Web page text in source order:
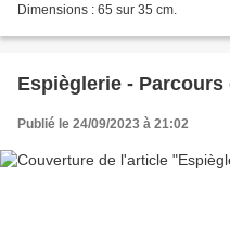
Dimensions : 65 sur 35 cm.
Espièglerie - Parcours
Publié le 24/09/2023 à 21:02